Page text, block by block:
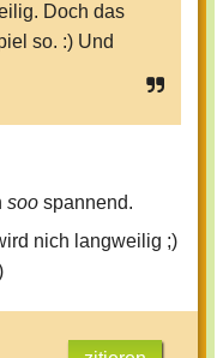
Doch das
so. :) Und
soo spannend.
nich langweilig ;)